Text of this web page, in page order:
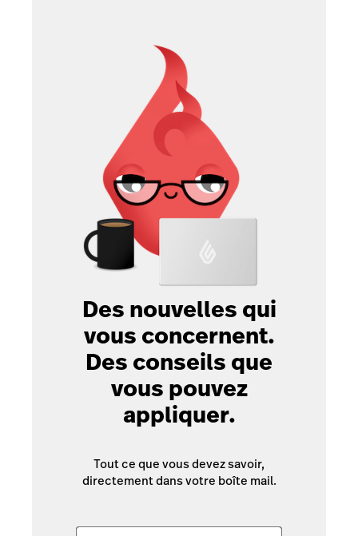
Des nouvelles qui
vous concernent.
Des conseils que
vous pouvez
appliquer.
Tout ce que vous devez savoir,
directement dans votre boîte mail.